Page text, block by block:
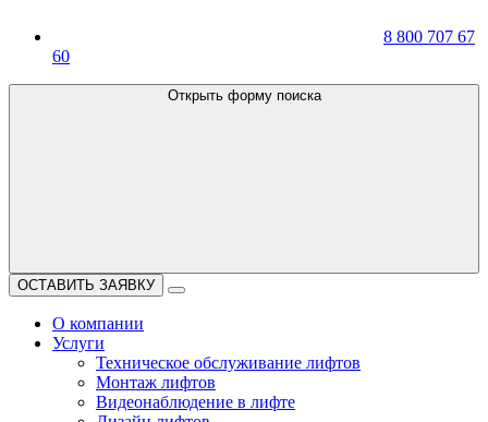
8 800 707 67
60
Открыть форму поиска
ОСТАВИТЬ ЗАЯВКУ
О компании
Услуги
Техническое обслуживание лифтов
Монтаж лифтов
Видеонаблюдение в лифте